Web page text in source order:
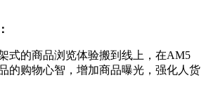
式的商品浏览体验搬到线上，在AM5
的购物心智，增加商品曝光，强化人货